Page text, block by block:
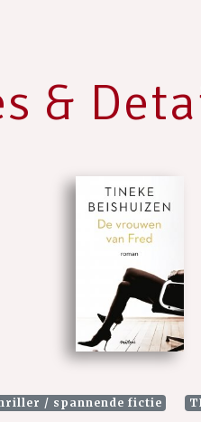
&
/ spannende fictie